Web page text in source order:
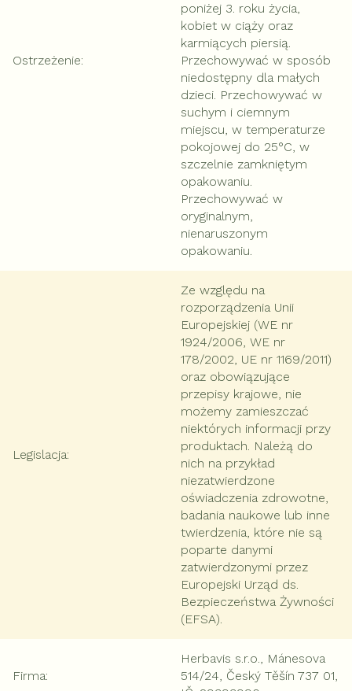
Ostrzeżenie:
poniżej 3. roku życia,
kobiet w ciąży oraz
karmiących piersią.
Przechowywać w sposób
niedostępny dla małych
dzieci. Przechowywać w
suchym i ciemnym
miejscu, w temperaturze
pokojowej do 25°C, w
szczelnie zamkniętym
opakowaniu.
Przechowywać w
oryginalnym,
nienaruszonym
opakowaniu.
Legislacja:
Ze względu na
rozporządzenia Unii
Europejskiej (WE nr
1924/2006, WE nr
178/2002, UE nr 1169/2011)
oraz obowiązujące
przepisy krajowe, nie
możemy zamieszczać
niektórych informacji przy
produktach. Należą do
nich na przykład
niezatwierdzone
oświadczenia zdrowotne,
badania naukowe lub inne
twierdzenia, które nie są
poparte danymi
zatwierdzonymi przez
Europejski Urząd ds.
Bezpieczeństwa Żywności
(EFSA).
Firma:
Herbavis s.r.o., Mánesova
514/24, Český Těšín 737 01,